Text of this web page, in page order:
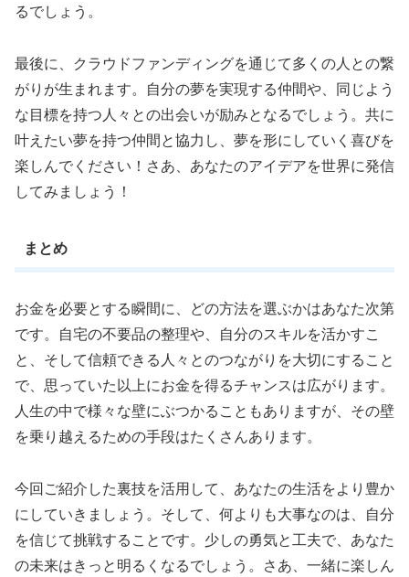
るでしょう。
最後に、クラウドファンディングを通じて多くの人との繋
がりが生まれます。自分の夢を実現する仲間や、同じよう
な目標を持つ人々との出会いが励みとなるでしょう。共に
叶えたい夢を持つ仲間と協力し、夢を形にしていく喜びを
楽しんでください！さあ、あなたのアイデアを世界に発信
してみましょう！
まとめ
お金を必要とする瞬間に、どの方法を選ぶかはあなた次第
です。自宅の不要品の整理や、自分のスキルを活かすこ
と、そして信頼できる人々とのつながりを大切にすること
で、思っていた以上にお金を得るチャンスは広がります。
人生の中で様々な壁にぶつかることもありますが、その壁
を乗り越えるための手段はたくさんあります。
今回ご紹介した裏技を活用して、あなたの生活をより豊か
にしていきましょう。そして、何よりも大事なのは、自分
を信じて挑戦することです。少しの勇気と工夫で、あなた
の未来はきっと明るくなるでしょう。さあ、一緒に楽しん